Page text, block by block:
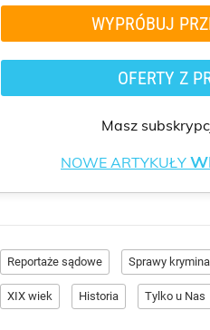
WYPRÓBUJ
OFERTY Z
Masz
NOWE ARTYKUŁY
Reportaże sądowe Sprawy
XIX wiek Historia Tylko u Nas